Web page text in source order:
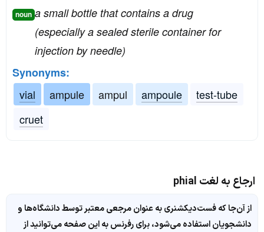
noun a small bottle that contains a drug
(especially a sealed sterile container for
injection by needle)
Synonyms:
vial
ampule ampul ampoule
test-tube
cruet
ارجاع به لغت phial
از آن‌جا که فست‌دیکشنری به عنوان مرجعی معتبر توسط دانشگاه‌ها و
دانشجویان استفاده می‌شود، برای رفرنس به این صفحه می‌توانید از